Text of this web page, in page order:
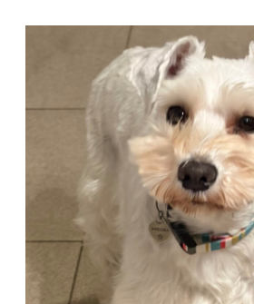
ン
プ